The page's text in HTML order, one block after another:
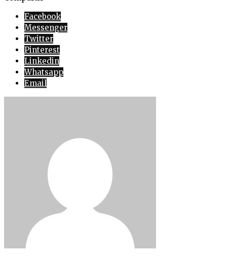
Facebook
Messenger
Twitter
Pinterest
Linkedin
Whatsapp
Email